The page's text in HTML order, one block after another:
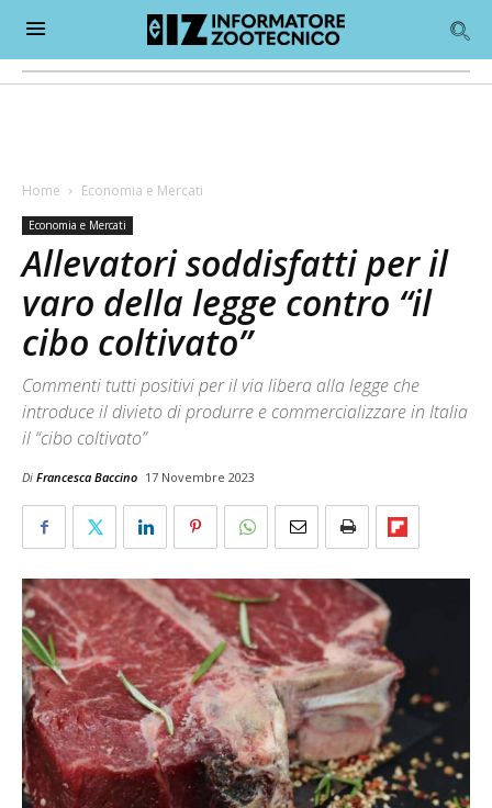
Home Economia e Mercati
Economia e Mercati
Allevatori soddisfatti per il
varo della legge contro “il
cibo coltivato”
Commenti tutti positivi per il via libera alla legge che
introduce il divieto di produrre e commercializzare in Italia
il “cibo coltivato”
Di Francesca Baccino 17 Novembre 2023